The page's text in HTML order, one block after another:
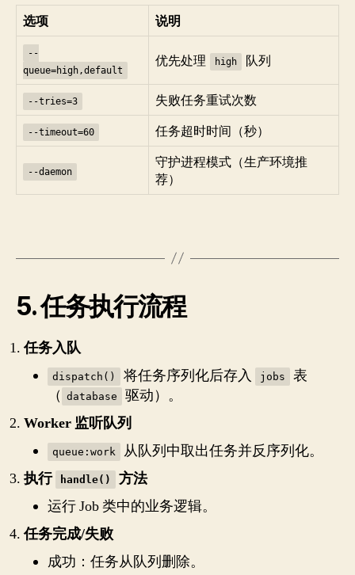
选项 说明
--
queue=high,default
优先处理 high 队列
--tries=3 失败任务重试次数
--timeout=60 任务超时时间（秒）
--daemon
守护进程模式（生产环境推
荐）
5. 任务执行流程
任务入队
dispatch() 将任务序列化后存入 jobs
表
（ database
驱动）。
Worker 监听队列
queue:work
从队列中取出任务并反序列化。
执行
handle()
方法
运行 Job 类中的业务逻辑。
任务完成/失败
成功：任务从队列删除。